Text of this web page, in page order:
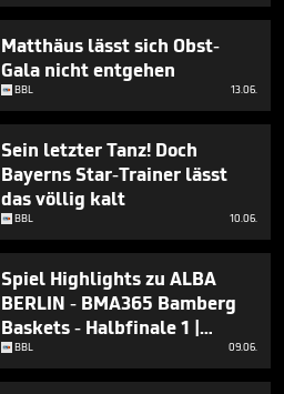
Matthäus lässt sich Obst-
Gala nicht entgehen
BBL 13.06.
Sein letzter Tanz! Doch
Bayerns Star-Trainer lässt
das völlig kalt
BBL 10.06.
Spiel Highlights zu ALBA
BERLIN - BMA365 Bamberg
Baskets - Halbfinale 1 |
Playoffs – Halbfinale Spiel 5
BBL 09.06.